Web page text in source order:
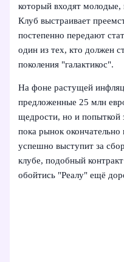
который входят
Клуб выстраивает
постепенно передают
один из тех, кто должен
поколения "галактикос".
На фоне растущей
предложенные 25 млн
щедрости, но и попыткой
пока рынок
успешно выступит за
клубе, подобный
обойтись "Реалу" ещё